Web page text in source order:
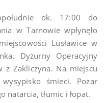
ok. 17:00 do
w Tarnowie wpłynęło
Lusławice w
Dyżurny Operacyjny
z Zakliczyna. Na miejscu
śmieci. Pożar
natarcia, tłumic i łopat.